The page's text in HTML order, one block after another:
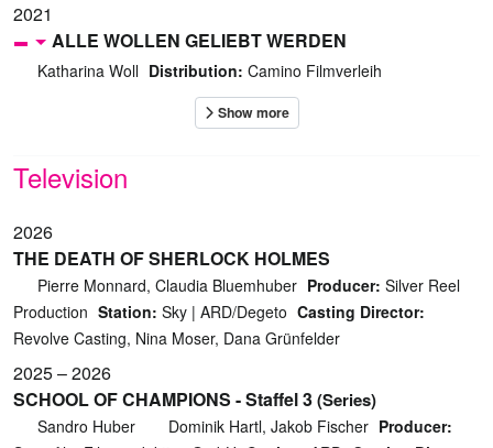
2021
ALLE WOLLEN GELIEBT WERDEN
Katharina Woll Distribution: Camino Filmverleih
Television
2026
THE DEATH OF SHERLOCK HOLMES
Pierre Monnard, Claudia Bluemhuber Producer: Silver Reel
Production Station: Sky | ARD/Degeto Casting Director:
Revolve Casting, Nina Moser, Dana Grünfelder
2025 – 2026
SCHOOL OF CHAMPIONS - Staffel 3(Series)
Sandro Huber Dominik Hartl, Jakob Fischer Producer: